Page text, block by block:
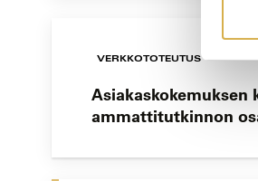
VERKKOTOTEUTUS
ammattitutkinnon